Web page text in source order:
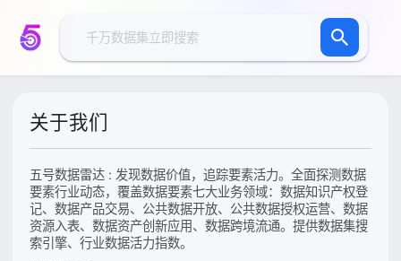
关于我们
五号数据雷达 : 发现数据价值，追踪要素活力。全面探测数据
要素行业动态，覆盖数据要素七大业务领域：数据知识产权登
记、数据产品交易、公共数据开放、公共数据授权运营、数据
资源入表、数据资产创新应用、数据跨境流通。提供数据集搜
索引擎、行业数据活力指数。